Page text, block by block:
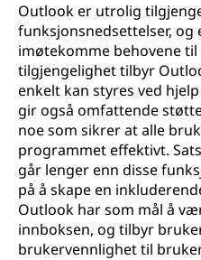
Outlook er utrolig
funksjonsnedsettelser,
imøtekomme behovene
tilgjengelighet tilbyr
enkelt kan styres ved
gir også omfattende
noe som sikrer at alle
programmet effektivt.
går lenger enn disse
på å skape en
Outlook har som mål å
innboksen, og tilbyr
brukervennlighet til